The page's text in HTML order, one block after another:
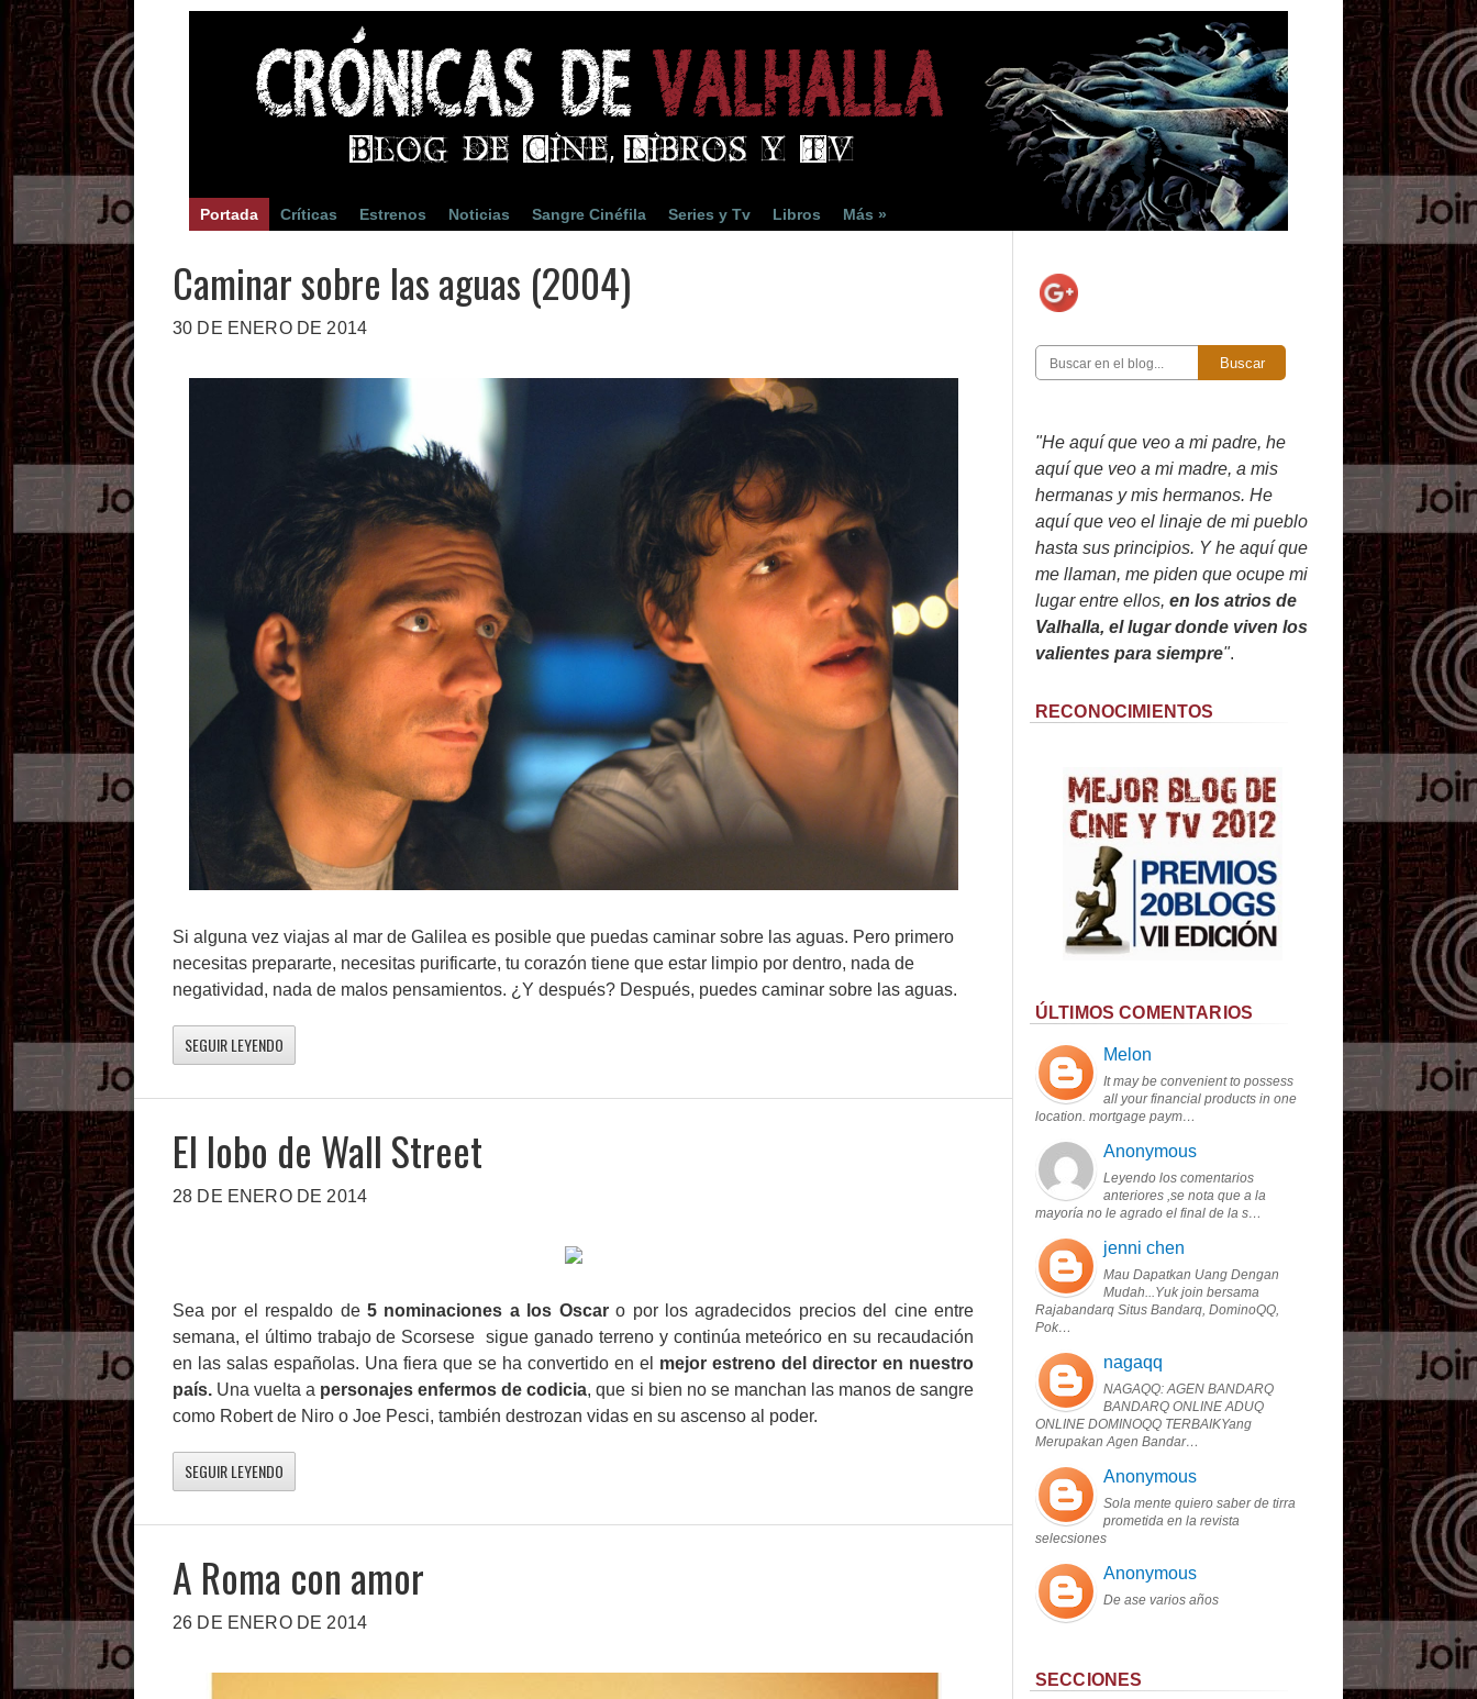
Portada Críticas Estrenos Noticias Sangre Cinéfila Series y Tv Libros Más »
Caminar sobre las aguas (2004)
30 DE ENERO DE 2014
Si alguna vez viajas al mar de Galilea es posible que puedas caminar sobre las aguas. Pero primero
necesitas prepararte, necesitas purificarte, tu corazón tiene que estar limpio por dentro, nada de
negatividad, nada de malos pensamientos. ¿Y después? Después, puedes caminar sobre las aguas.
SEGUIR LEYENDO
El lobo de Wall Street
28 DE ENERO DE 2014
Sea por el respaldo de5 nominaciones a los Oscaro por los agradecidos precios del cine entre
semana, el último trabajo de Scorsese sigue ganado terreno y continúa meteórico en su recaudación
en las salas españolas. Una fiera que se ha convertido en el mejor estreno del director en nuestro
país. Una vuelta a personajes enfermos de codicia, que si bien no se manchan las manos de sangre
como Robert de Niro o Joe Pesci, también destrozan vidas en su ascenso al poder.
SEGUIR LEYENDO
A Roma con amor
26 DE ENERO DE 2014
Buscar
"He aquí que veo a mi padre, he
aquí que veo a mi madre, a mis
hermanas y mis hermanos. He
aquí que veo el linaje de mi pueblo
hasta sus principios. Y he aquí que
me llaman, me piden que ocupe mi
lugar entre ellos, en los atrios de
Valhalla, el lugar donde viven los
valientes para siempre".
RECONOCIMIENTOS
ÚLTIMOS COMENTARIOS
Melon
It may be convenient to possess
all your financial products in one
location. mortgage paym…
Anonymous
Leyendo los comentarios
anteriores ,se nota que a la
mayoría no le agrado el final de la s…
jenni chen
Mau Dapatkan Uang Dengan
Mudah...Yuk join bersama
Rajabandarq Situs Bandarq, DominoQQ,
Pok…
nagaqq
NAGAQQ: AGEN BANDARQ
BANDARQ ONLINE ADUQ
ONLINE DOMINOQQ TERBAIKYang
Merupakan Agen Bandar…
Anonymous
Sola mente quiero saber de tirra
prometida en la revista
selecsiones
Anonymous
De ase varios años
SECCIONES